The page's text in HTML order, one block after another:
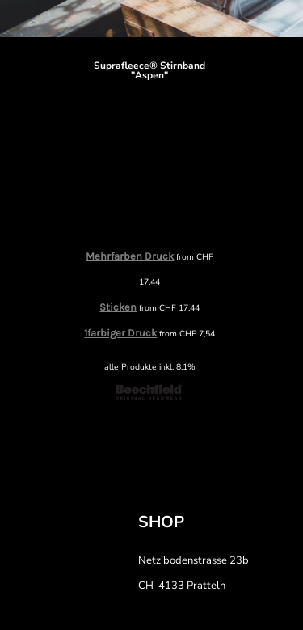
Suprafleece® Stirnband
"Aspen"
Mehrfarben DruckfromCHF
17,44
Sticken fromCHF 17,44
1farbiger DruckfromCHF 7,54
alle Produkte inkl. 8.1%
SHOP
Netzibodenstrasse 23b
CH-4133 Pratteln